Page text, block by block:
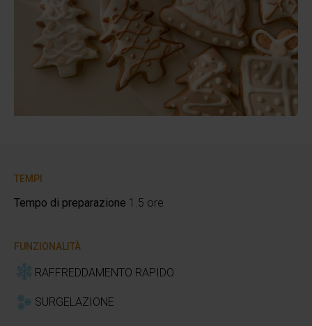
TEMPI
Tempo di preparazione 1.5 ore
FUNZIONALITÀ
RAFFREDDAMENTO RAPIDO
SURGELAZIONE